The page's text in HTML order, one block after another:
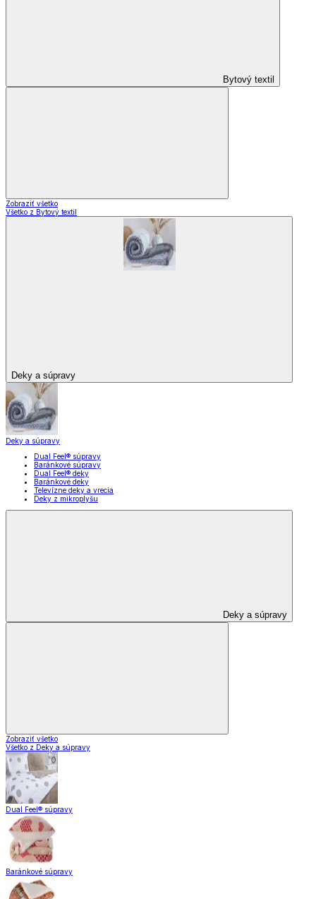
Bytový textil
Zobraziť všetko
Všetko z Bytový textil
Deky a súpravy
Deky a súpravy
Dual Feel® súpravy
Baránkové súpravy
Dual Feel® deky
Baránkové deky
Televízne deky a vrecia
Deky z mikroplyšu
Deky a súpravy
Zobraziť všetko
Všetko z Deky a súpravy
Dual Feel® súpravy
Baránkové súpravy